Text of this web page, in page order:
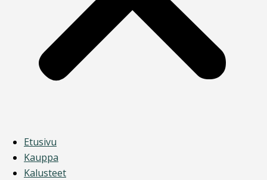
Etusivu
Kauppa
Kalusteet